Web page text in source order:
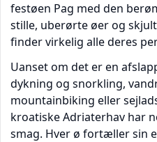
festøen Pag med den
stille, uberørte øer og
finder virkelig alle deres
Uanset om det er en
dykning og snorkling,
mountainbiking eller
kroatiske Adriaterhav har
smag. Hver ø fortæller sin